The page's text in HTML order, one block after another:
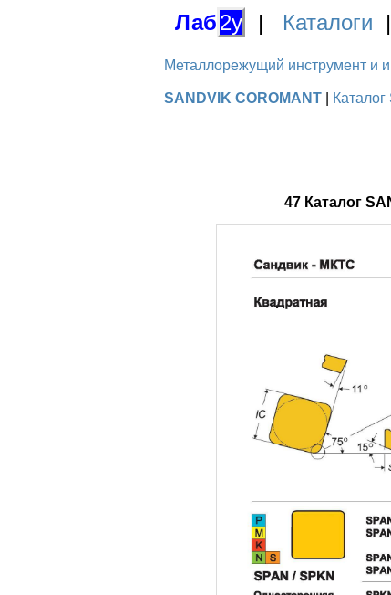
Лаб2у | Каталоги
Металлорежущий инструмент и
SANDVIK COROMANT
47 Каталог